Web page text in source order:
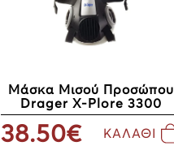
Μάσκα Μισού Προσώπου
Drager X-Plore 3300
38.50€ ΚΑΛΑΘΙ